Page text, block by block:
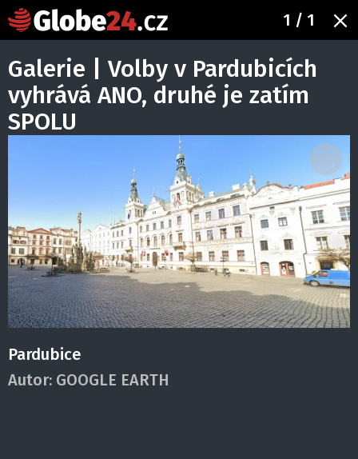
1 / 1
Galerie | Volby v Pardubicích
vyhrává ANO, druhé je zatím
SPOLU
Pardubice
Autor: GOOGLE EARTH